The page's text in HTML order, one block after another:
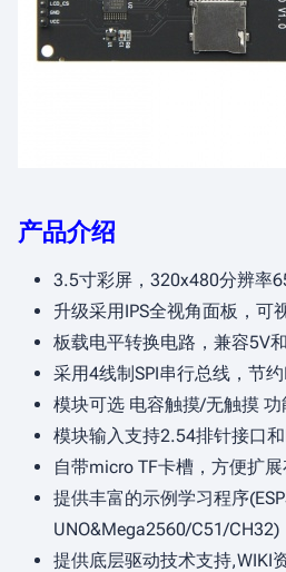
产品介绍
3.5寸彩屏，320x480分辨率
升级采用IPS全视角面板，可
板载电平转换电路，兼容5V
采用4线制SPI串行总线，节
模块可选 电容触摸/无触摸 功
模块输入支持2.54排针接口
自带micro TF卡槽，方便扩
提供丰富的示例学习程序
UNO&Mega2560/C51/CH32)
提供底层驱动技术支持,WIKI